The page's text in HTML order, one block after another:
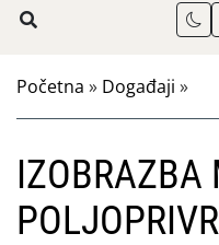
Početna » Događaji »
IZOBRAZBA